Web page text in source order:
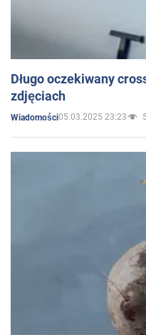
Długo oczekiwany
zdjęciach
Wiadomości05.03.2025 23:23 5